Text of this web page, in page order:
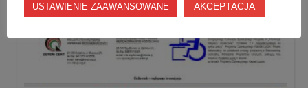
USTAWIENIE ZAAWANSOWANE AKCEPTACJA